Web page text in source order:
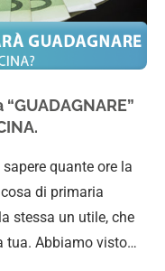
quante ore la
di primaria
stessa un utile, che
tua. Abbiamo visto…